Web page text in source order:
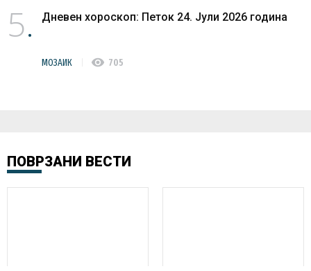
5 Дневен хороскоп: Петок 24. Јули 2026 година
МОЗАИК visibility 705
ПОВРЗАНИ ВЕСТИ